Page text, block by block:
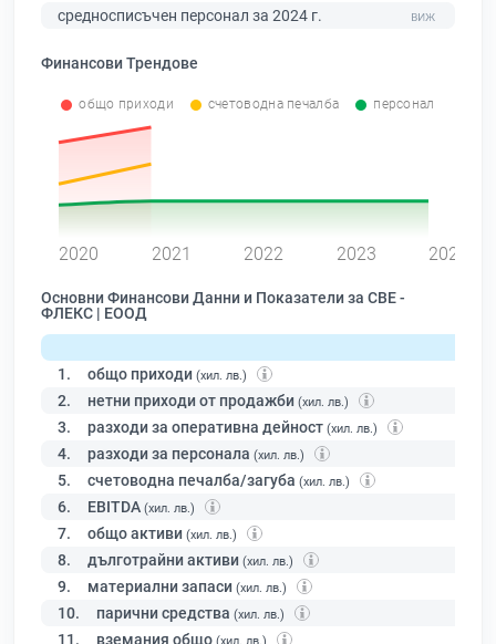
средносписъчен персонал за 2024 г.
Финансови Трендове
общо приходи счетоводна печалба персонал
2020 2021 2022 2023 2024
Основни Финансови Данни и Показатели за СВЕ -
ФЛЕКС | ЕООД
1. общо приходи (хил. лв.)
2. нетни приходи от продажби (хил. лв.)
3. разходи за оперативна дейност (хил. лв.)
4. разходи за персонала (хил. лв.)
5. счетоводна печалба/загуба (хил. лв.)
6. EBITDA (хил. лв.)
7. общо активи (хил. лв.)
8. дълготрайни активи (хил. лв.)
9. материални запаси (хил. лв.)
10. парични средства (хил. лв.)
11. вземания общо